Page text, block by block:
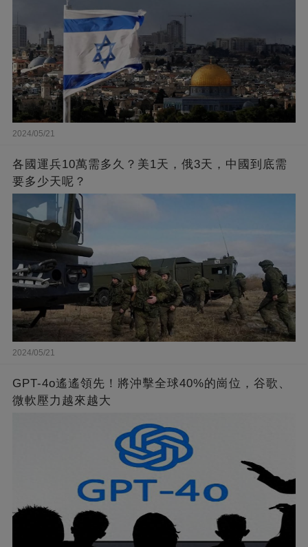
2024/05/21
各國運兵10萬需多久？美1天，俄3天，中國到底需
要多少天呢？
2024/05/21
GPT-4o遙遙領先！將沖擊全球40%的崗位，谷歌、
微軟壓力越來越大